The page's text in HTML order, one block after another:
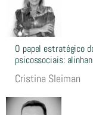
O papel estratégico
psicossociais:
Cristina Sleiman